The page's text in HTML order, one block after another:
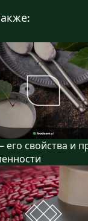
его свойства и